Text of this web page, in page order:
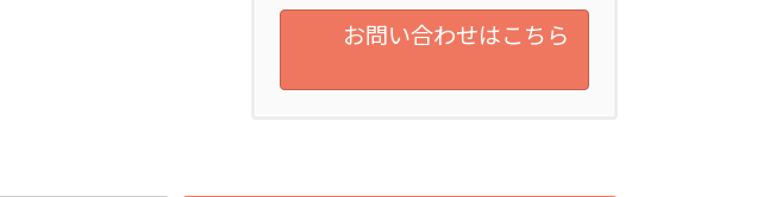
お問い合わせはこちら